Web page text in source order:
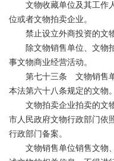
文物收藏单位及其工作人
位或者文物拍卖企业。
禁止设立外商投资的文物
除文物销售单位、文物拍
事文物商业经营活动。
第七十三条 文物销售单
本法第六十八条规定的文物。
文物拍卖企业拍卖的文物
市人民政府文物行政部门依
行政部门备案。
文物销售单位销售文物、